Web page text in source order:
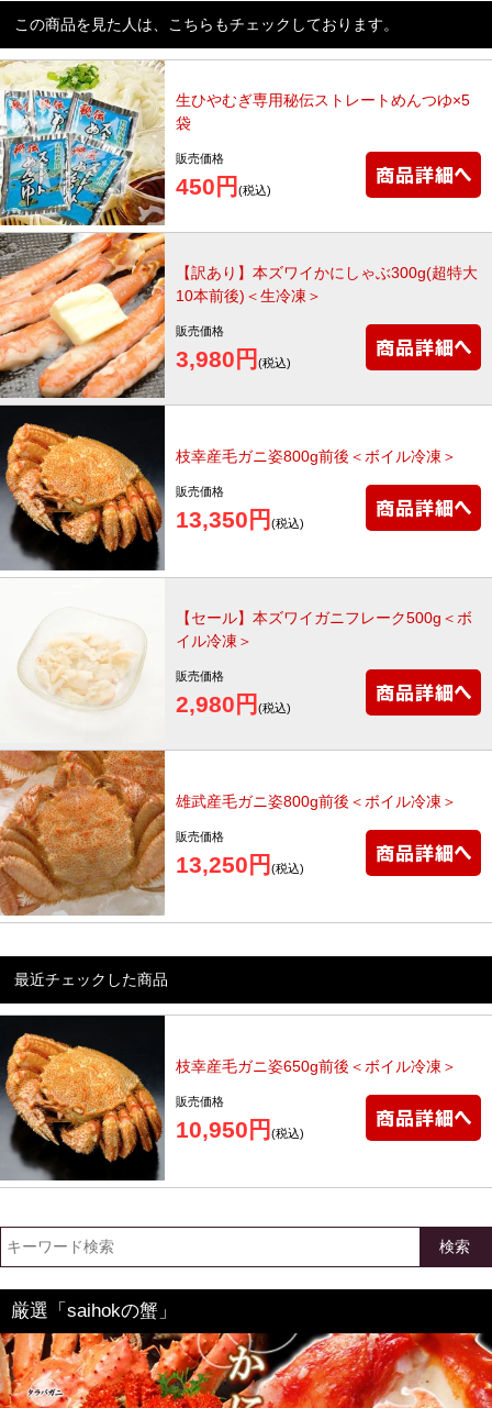
この商品を見た人は、こちらもチェックしております。
生ひやむぎ専用秘伝ストレートめんつゆ×5
袋
販売価格
450円 (税込)
【訳あり】本ズワイかにしゃぶ300g(超特大
10本前後)＜生冷凍＞
販売価格
3,980円 (税込)
枝幸産毛ガニ姿800g前後＜ボイル冷凍＞
販売価格
13,350円 (税込)
【セール】本ズワイガニフレーク500g＜ボ
イル冷凍＞
販売価格
2,980円 (税込)
雄武産毛ガニ姿800g前後＜ボイル冷凍＞
販売価格
13,250円 (税込)
最近チェックした商品
枝幸産毛ガニ姿650g前後＜ボイル冷凍＞
販売価格
10,950円 (税込)
検索
厳選「saihokの蟹」